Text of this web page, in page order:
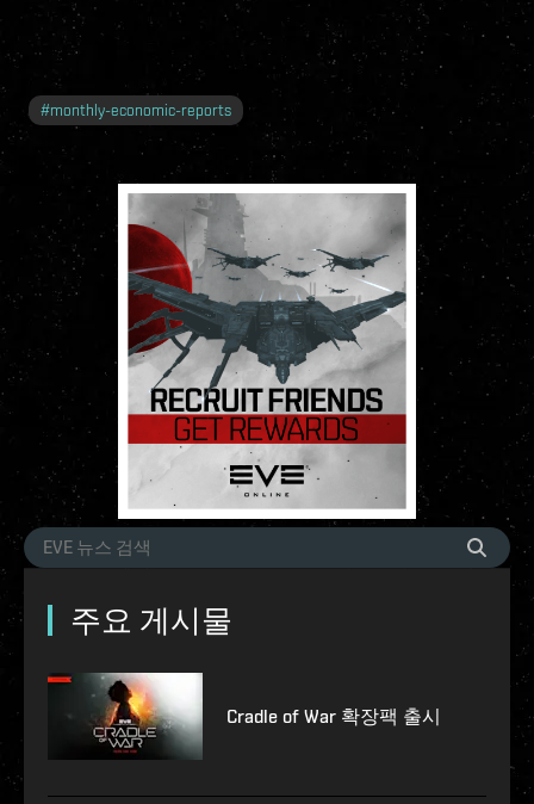
#monthly-economic-reports
주요 게시물
Cradle of War 확장팩 출시